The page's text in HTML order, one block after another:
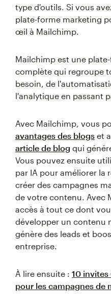
type d'outils. Si vous
plate-forme marketing
œil à Mailchimp.
Mailchimp est une
complète qui regroupe
besoin, de
l'analytique en passant
Avec Mailchimp, vous
avantages des blogs et
article de blog qui
Vous pouvez ensuite
par IA pour améliorer la
créer des campagnes
de votre contenu. Avec
accès à tout ce dont
développer un contenu
génère des leads et
entreprise.
À lire ensuite : 10 invites
pour les campagnes de